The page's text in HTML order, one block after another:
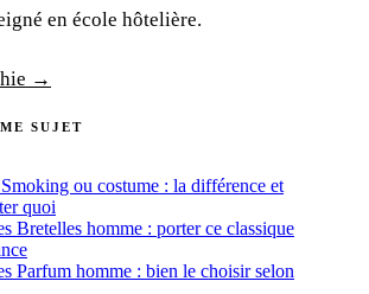
en école hôtelière.
→
SUJET
Smoking ou costume : la différence et
quoi
Bretelles homme : porter ce classique
Parfum homme : bien le choisir selon